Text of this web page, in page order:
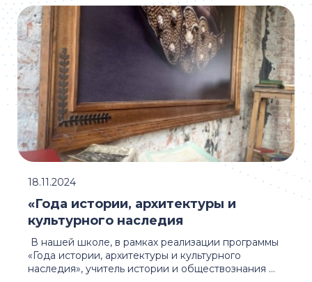
В нашей школе, в рамках реализации программы
«Года истории, архитектуры и культурного
наследия», учитель истории и обществознания ...
«Года истории, архитектуры и
культурного наследия
18.11.2024